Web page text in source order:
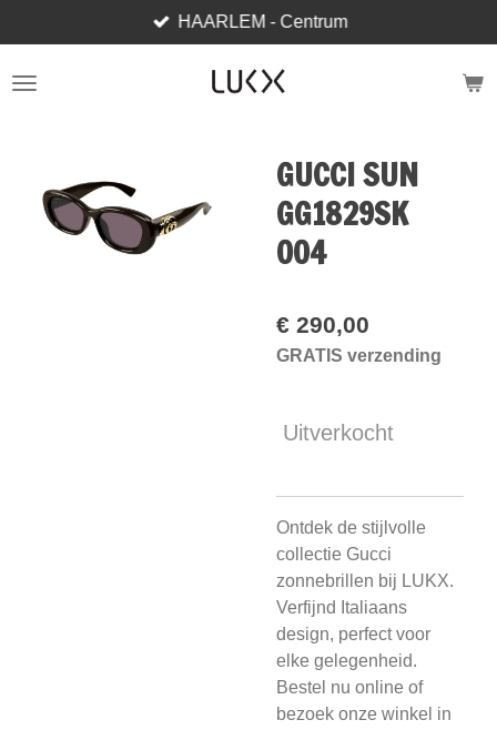
direct
naar
HAARLEM - Centrum
GUCCI SUN
GG1829SK
004
€ 290,00
GRATIS verzending
Uitverkocht
Ontdek de stijlvolle
collectie Gucci
zonnebrillen bij LUKX.
Verfijnd Italiaans
design, perfect voor
elke gelegenheid.
Bestel nu online of
bezoek onze winkel in